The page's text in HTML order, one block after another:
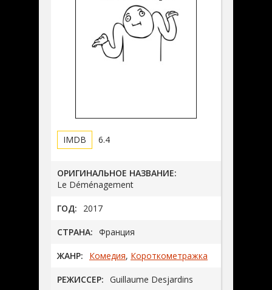
6.4
ОРИГИНАЛЬНОЕ НАЗВАНИЕ:
Le Déménagement
ГОД: 2017
СТРАНА: Франция
ЖАНР: Комедия, Короткометражка
РЕЖИССЕР: Guillaume Desjardins